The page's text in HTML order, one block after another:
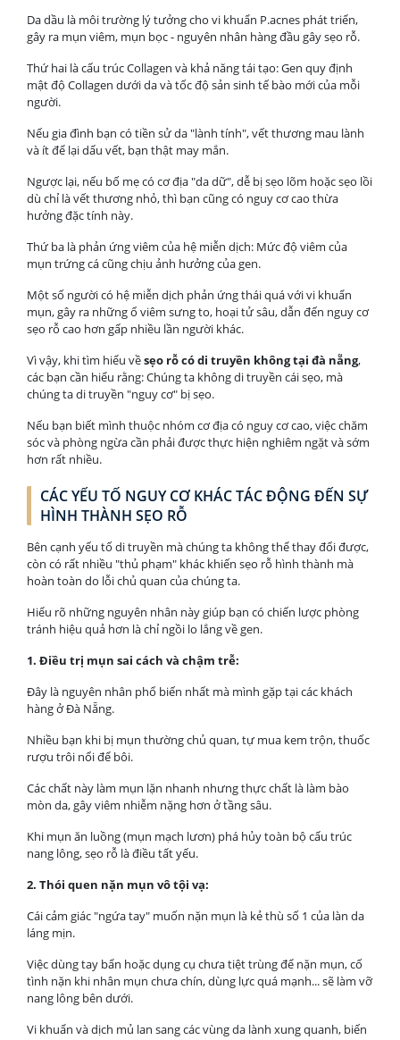
Da dầu là môi trường lý tưởng cho vi khuẩn P.acnes phát triển,
gây ra mụn viêm, mụn bọc - nguyên nhân hàng đầu gây sẹo rỗ.
Thứ hai là cấu trúc Collagen và khả năng tái tạo: Gen quy định
mật độ Collagen dưới da và tốc độ sản sinh tế bào mới của mỗi
người.
Nếu gia đình bạn có tiền sử da "lành tính", vết thương mau lành
và ít để lại dấu vết, bạn thật may mắn.
Ngược lại, nếu bố mẹ có cơ địa "da dữ", dễ bị sẹo lõm hoặc sẹo lồi
dù chỉ là vết thương nhỏ, thì bạn cũng có nguy cơ cao thừa
hưởng đặc tính này.
Thứ ba là phản ứng viêm của hệ miễn dịch: Mức độ viêm của
mụn trứng cá cũng chịu ảnh hưởng của gen.
Một số người có hệ miễn dịch phản ứng thái quá với vi khuẩn
mụn, gây ra những ổ viêm sưng to, hoại tử sâu, dẫn đến nguy cơ
sẹo rỗ cao hơn gấp nhiều lần người khác.
Vì vậy, khi tìm hiểu vềsẹo rỗ có di truyền không tại đà nẵng,
các bạn cần hiểu rằng: Chúng ta không di truyền cái sẹo, mà
chúng ta di truyền "nguy cơ" bị sẹo.
Nếu bạn biết mình thuộc nhóm cơ địa có nguy cơ cao, việc chăm
sóc và phòng ngừa cần phải được thực hiện nghiêm ngặt và sớm
hơn rất nhiều.
CÁC YẾU TỐ NGUY CƠ KHÁC TÁC ĐỘNG ĐẾN SỰ
HÌNH THÀNH SẸO RỖ
Bên cạnh yếu tố di truyền mà chúng ta không thể thay đổi được,
còn có rất nhiều "thủ phạm" khác khiến sẹo rỗ hình thành mà
hoàn toàn do lỗi chủ quan của chúng ta.
Hiểu rõ những nguyên nhân này giúp bạn có chiến lược phòng
tránh hiệu quả hơn là chỉ ngồi lo lắng về gen.
1. Điều trị mụn sai cách và chậm trễ:
Đây là nguyên nhân phổ biến nhất mà mình gặp tại các khách
hàng ở Đà Nẵng.
Nhiều bạn khi bị mụn thường chủ quan, tự mua kem trộn, thuốc
rượu trôi nổi để bôi.
Các chất này làm mụn lặn nhanh nhưng thực chất là làm bào
mòn da, gây viêm nhiễm nặng hơn ở tầng sâu.
Khi mụn ăn luồng (mụn mạch lươn) phá hủy toàn bộ cấu trúc
nang lông, sẹo rỗ là điều tất yếu.
2. Thói quen nặn mụn vô tội vạ:
Cái cảm giác "ngứa tay" muốn nặn mụn là kẻ thù số 1 của làn da
láng mịn.
Việc dùng tay bẩn hoặc dụng cụ chưa tiệt trùng để nặn mụn, cố
tình nặn khi nhân mụn chưa chín, dùng lực quá mạnh... sẽ làm vỡ
nang lông bên dưới.
Vi khuẩn và dịch mủ lan sang các vùng da lành xung quanh, biến